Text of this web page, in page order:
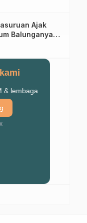
Balunganyar
Bersusun
& lembaga